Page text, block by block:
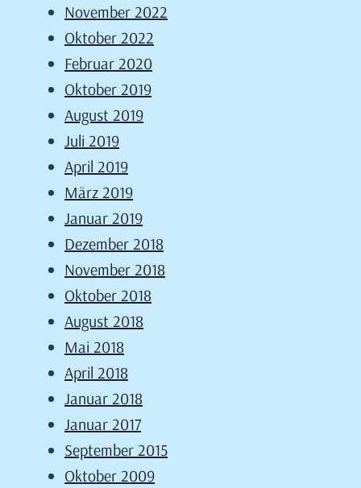
November 2022
Oktober 2022
Februar 2020
Oktober 2019
August 2019
Juli 2019
April 2019
März 2019
Januar 2019
Dezember 2018
November 2018
Oktober 2018
August 2018
Mai 2018
April 2018
Januar 2018
Januar 2017
September 2015
Oktober 2009